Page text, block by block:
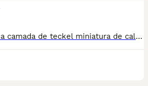
607 39 82 35 Preciosa camada de teckel miniatura de calidad, diferentes colores con diferentes precios, se entregan con minimo de dos meses y medio de edad y sus vacunas correspondientes, desparasitados interna y externamente, pasaporte y microchip, contrato de garantia de salud. preferiblemente recogida en mano pero también podemos entregar en toda España mediante transporte de alta calidad preparado para animales y con chofer particular con posibilidad de pago contra reembolso Llámanos o háblanos por whats app, Teléfono 607398235